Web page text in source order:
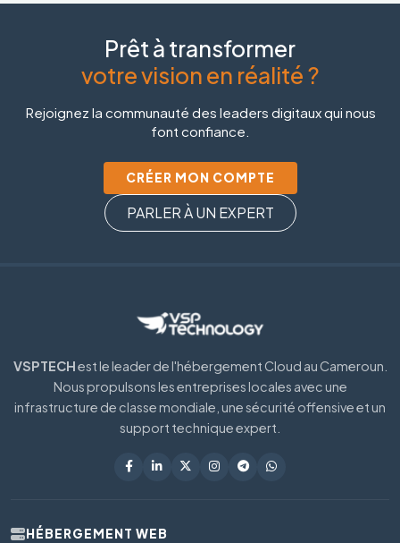
Prêt à transformer
votre vision en réalité ?
Rejoignez la communauté des leaders digitaux qui nous
font confiance.
CRÉER MON COMPTE
PARLER À UN EXPERT
VSPTECHest le leader de l'hébergement Cloud au Cameroun.
Nous propulsons les entreprises locales avec une
infrastructure de classe mondiale, une sécurité offensive et un
support technique expert.
HÉBERGEMENT WEB